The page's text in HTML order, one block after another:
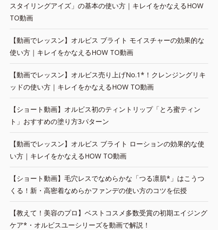
スタイリングアイズ」の基本の使い方｜キレイをかなえるHOW
TO動画
【動画でレッスン】オルビス ブライト モイスチャーの効果的な
使い方｜キレイをかなえるHOW TO動画
【動画でレッスン】オルビス売り上げNo.1*！クレンジングリキ
ッドの使い方｜キレイをかなえるHOW TO動画
【ショート動画】オルビス初のティントリップ「とろ蜜ティン
ト」おすすめの塗り方3パターン
【動画でレッスン】オルビス ブライト ローションの効果的な使
い方｜キレイをかなえるHOW TO動画
【ショート動画】毛穴レスでなめらかな「つる凛肌*」はこうつ
くる！新・高密着なめらかファンデの使い方のコツを伝授
【教えて！美容のプロ】ベストコスメ多数受賞の初期エイジング
ケア*・オルビスユーシリーズを動画で解説！